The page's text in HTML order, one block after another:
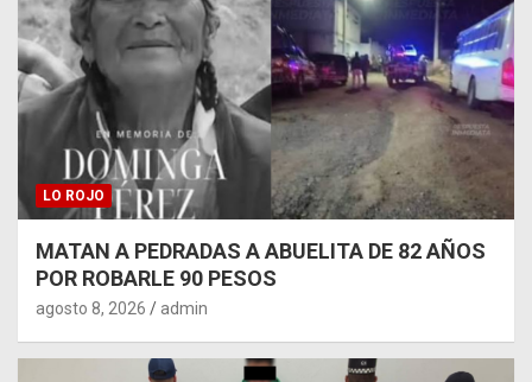
LO ROJO
MATAN A PEDRADAS A ABUELITA DE 82 AÑOS
POR ROBARLE 90 PESOS
agosto 8, 2026 admin